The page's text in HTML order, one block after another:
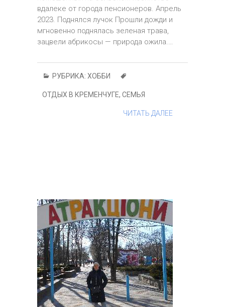
вдалеке от города пенсионеров. Апрель
2023. Поднялся лучок Прошли дожди и
мгновенно поднялась зеленая трава,
зацвели абрикосы — природа ожила.…
РУБРИКА: ХОББИ
ОТДЫХ В КРЕМЕНЧУГЕ, СЕМЬЯ
ЧИТАТЬ ДАЛЕЕ